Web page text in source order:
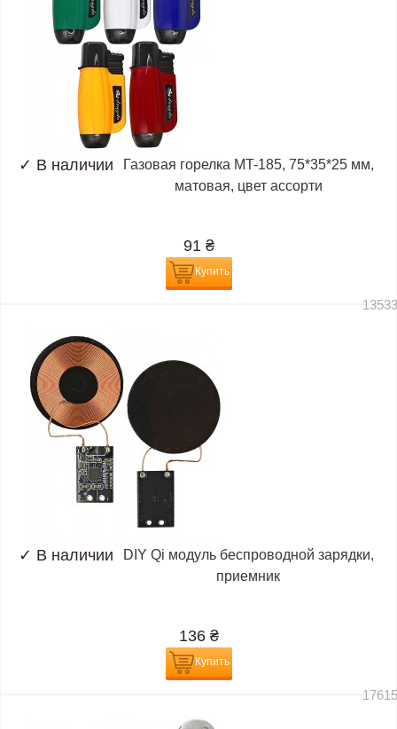
✓ В наличии
Газовая горелка MT-185, 75*35*25 мм,
матовая, цвет ассорти
91 ₴
Купить
✓ В наличии
DIY Qi модуль беспроводной зарядки,
приемник
136 ₴
Купить